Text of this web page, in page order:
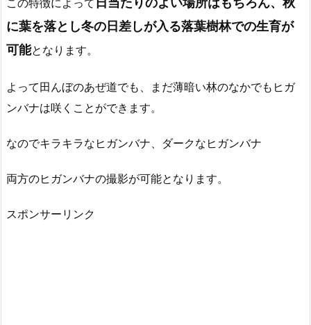
この特徴によって
に葉を落とし冬の日差しが入る落葉樹林での生育が
可能となります。
よって田んぼのあぜ道でも、まだ薄暗い林のなかでもヒガ
ンバナは咲くことができます。
なのでキラキラなヒガンバナ、ダークなヒガンバナ
両方のヒガンバナの撮影が可能となります。
スポンサーリンク